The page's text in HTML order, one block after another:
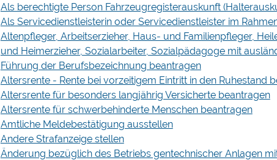
Als berechtigte Person Fahrzeugregisterauskunft
Als Servicedienstleisterin oder Servicedienstleister im
Altenpfleger, Arbeitserzieher, Haus- und Familienpfleger,
und Heimerzieher, Sozialarbeiter, Sozialpädagoge mit
Führung der Berufsbezeichnung beantragen
Altersrente - Rente bei vorzeitigem Eintritt in den Ruhestand
Altersrente für besonders langjährig Versicherte beantragen
Altersrente für schwerbehinderte Menschen beantragen
Amtliche Meldebestätigung ausstellen
Andere Strafanzeige stellen
Änderung bezüglich des Betriebs gentechnischer Anlagen